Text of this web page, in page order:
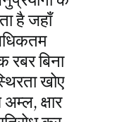
है जहाँ
रबर बिना
खोए
क्षार